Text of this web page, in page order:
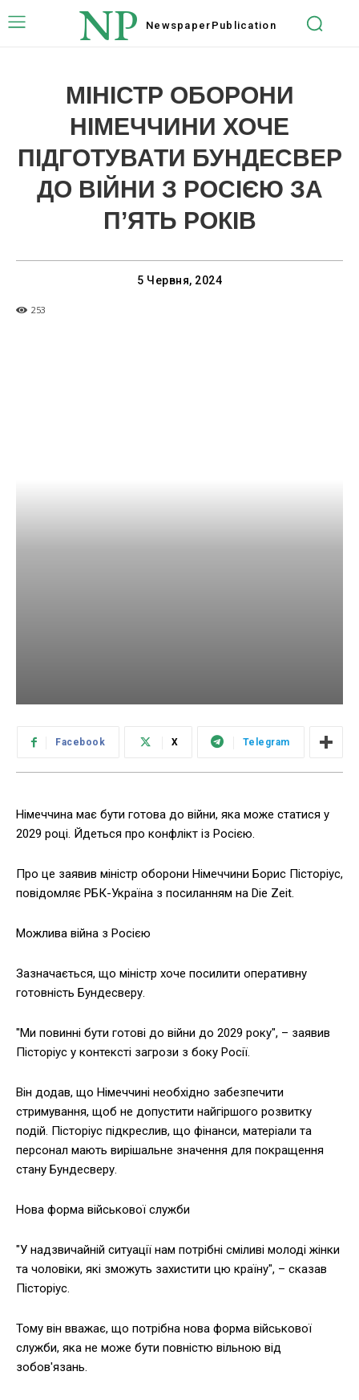
NP Newspaper Publication
МІНІСТР ОБОРОНИ
НІМЕЧЧИНИ ХОЧЕ
ПІДГОТУВАТИ БУНДЕСВЕР
ДО ВІЙНИ З РОСІЄЮ ЗА
П’ЯТЬ РОКІВ
5 Червня, 2024
253
Facebook X Telegram
Німеччина має бути готова до війни, яка може статися у
2029 році. Йдеться про конфлікт із Росією.
Про це заявив міністр оборони Німеччини Борис Пісторіус,
повідомляє РБК-Україна з посиланням на Die Zeit.
Можлива війна з Росією
Зазначається, що міністр хоче посилити оперативну
готовність Бундесверу.
"Ми повинні бути готові до війни до 2029 року", – заявив
Пісторіус у контексті загрози з боку Росії.
Він додав, що Німеччині необхідно забезпечити
стримування, щоб не допустити найгіршого розвитку
подій. Пісторіус підкреслив, що фінанси, матеріали та
персонал мають вирішальне значення для покращення
стану Бундесверу.
Нова форма військової служби
"У надзвичайній ситуації нам потрібні сміливі молоді жінки
та чоловіки, які зможуть захистити цю країну", – сказав
Пісторіус.
Тому він вважає, що потрібна нова форма військової
служби, яка не може бути повністю вільною від
зобов'язань.